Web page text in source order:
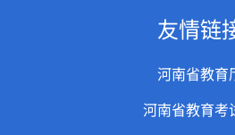
友情链
河南省教育
河南省教育考